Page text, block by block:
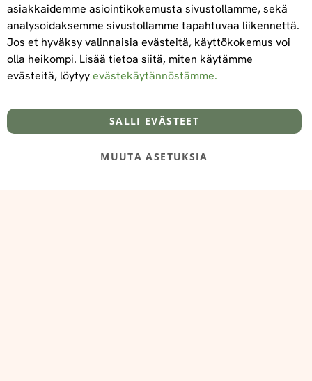
Tilaa
Tietoa meistä
@‌2025 FooDeliDoo
Toimitus- ja maksuehdot
asiakkaidemme asiointikokemusta sivustollamme, sekä
analysoidaksemme sivustollamme tapahtuvaa liikennettä.
Jos et hyväksy valinnaisia evästeitä, käyttökokemus voi
olla heikompi. Lisää tietoa siitä, miten käytämme
evästeitä, löytyyevästekäytännöstämme.
SALLI EVÄSTEET
MUUTA ASETUKSIA